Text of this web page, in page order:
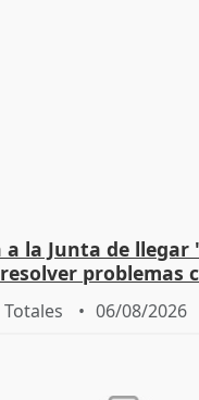
a la Junta de
problemas
06/08/2026